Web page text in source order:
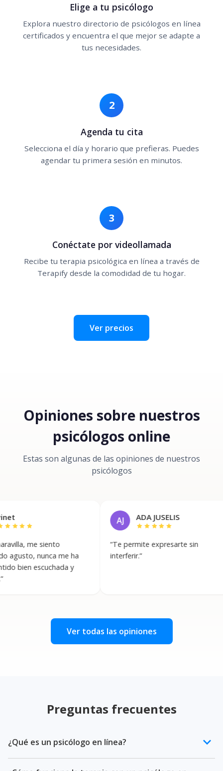
Elige a tu psicólogo
Explora nuestro directorio de psicólogos en línea
certificados y encuentra el que mejor se adapte a
tus necesidades.
2
Agenda tu cita
Selecciona el día y horario que prefieras. Puedes
agendar tu primera sesión en minutos.
3
Conéctate por videollamada
Recibe tu terapia psicológica en línea a través de
Terapify desde la comodidad de tu hogar.
Ver precios
Opiniones sobre nuestros
psicólogos online
Estas son algunas de las opiniones de nuestros
psicólogos
siento
nunca me ha
y
ADA JUSELIS
starstar star star star
Te permite expresarte sin
”
Ver todas las opiniones
Preguntas frecuentes
¿Qué es un psicólogo en línea? keyboard_arrow_down